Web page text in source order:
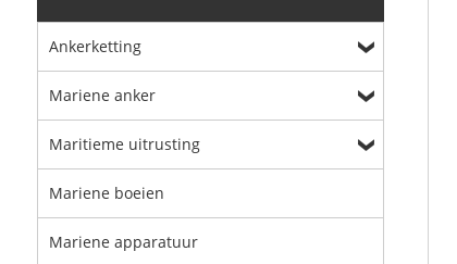
Ankerketting
Mariene anker
Maritieme uitrusting
Mariene boeien
Mariene apparatuur